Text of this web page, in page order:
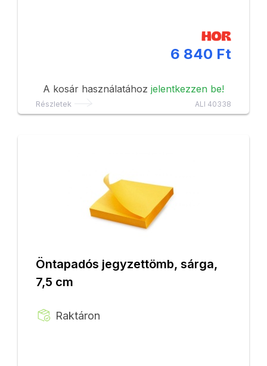
6 840 Ft
A kosár használatához jelentkezzen be!
Részletek ALI 40338
Öntapadós jegyzettömb, sárga,
7,5 cm
Raktáron